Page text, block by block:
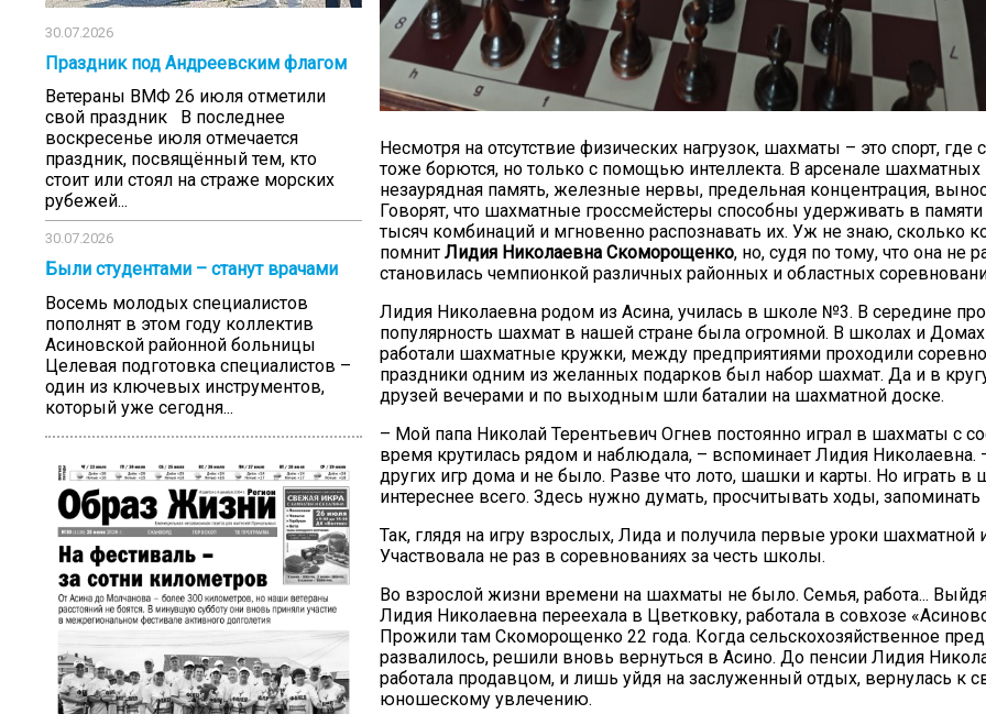
30.07.2026
Праздник под Андреевским флагом
Ветераны ВМФ 26 июля отметили
свой праздник В последнее
воскресенье июля отмечается
праздник, посвящённый тем, кто
стоит или стоял на страже морских
рубежей...
30.07.2026
Были студентами – станут врачами
Восемь молодых специалистов
пополнят в этом году коллектив
Асиновской районной больницы
Целевая подготовка специалистов –
один из ключевых инструментов,
который уже сегодня...
Несмотря на отсутствие физических нагрузок, шахматы – это спорт, где
тоже борются, но только с помощью интеллекта. В арсенале шахматных
незаурядная память, железные нервы, предельная концентрация,
Говорят, что шахматные гроссмейстеры способны удерживать в
тысяч комбинаций и мгновенно распознавать их. Уж не знаю, сколько
помнит Лидия Николаевна Скоморощенко, но, судя по тому, что она не
становилась чемпионкой различных районных и областных
Лидия Николаевна родом из Асина, училась в школе №3. В середине
популярность шахмат в нашей стране была огромной. В школах и
работали шахматные кружки, между предприятиями проходили
праздники одним из желанных подарков был набор шахмат. Да и в
друзей вечерами и по выходным шли баталии на шахматной доске.
– Мой папа Николай Терентьевич Огнев постоянно играл в шахматы с
время крутилась рядом и наблюдала, – вспоминает Лидия Николаевна.
других игр дома и не было. Разве что лото, шашки и карты. Но играть
интереснее всего. Здесь нужно думать, просчитывать ходы,
Так, глядя на игру взрослых, Лида и получила первые уроки шахматной
Участвовала не раз в соревнованиях за честь школы.
Во взрослой жизни времени на шахматы не было. Семья, работа...
Лидия Николаевна переехала в Цветковку, работала в совхозе
Прожили там Скоморощенко 22 года. Когда сельскохозяйственное
развалилось, решили вновь вернуться в Асино. До пенсии Лидия
работала продавцом, и лишь уйдя на заслуженный отдых, вернулась к
юношескому увлечению.